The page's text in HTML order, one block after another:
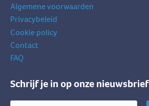
Algemene voorwaarden
Privacybeleid
Cookie policy
Contact
FAQ
Schrijf je in op onze nieuwsbrief